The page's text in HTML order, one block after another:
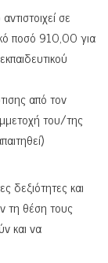
σε
ποσό 910,00 για
από τον
του/της
δεξιότητες και
τη θέση τους
και να